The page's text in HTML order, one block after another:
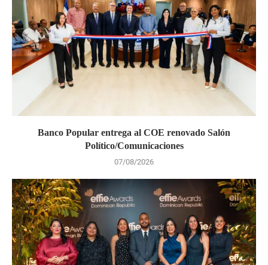
Banco Popular entrega al COE renovado Salón
Político/Comunicaciones
07/08/2026